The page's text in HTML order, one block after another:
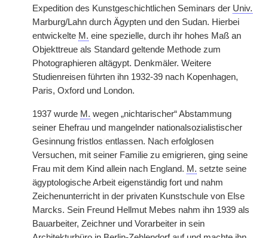
Expedition des Kunstgeschichtlichen Seminars der Univ.
Marburg/Lahn durch Ägypten und den Sudan. Hierbei
entwickelte M. eine spezielle, durch ihr hohes Maß an
Objekttreue als Standard geltende Methode zum
Photographieren altägypt. Denkmäler. Weitere
Studienreisen führten ihn 1932-39 nach Kopenhagen,
Paris, Oxford und London.
1937 wurde M. wegen „nichtarischer“ Abstammung
seiner Ehefrau und mangelnder nationalsozialistischer
Gesinnung fristlos entlassen. Nach erfolglosen
Versuchen, mit seiner Familie zu emigrieren, ging seine
Frau mit dem Kind allein nach England. M. setzte seine
ägyptologische Arbeit eigenständig fort und nahm
Zeichenunterricht in der privaten Kunstschule von Else
Marcks. Sein Freund Hellmut Mebes nahm ihn 1939 als
Bauarbeiter, Zeichner und Vorarbeiter in sein